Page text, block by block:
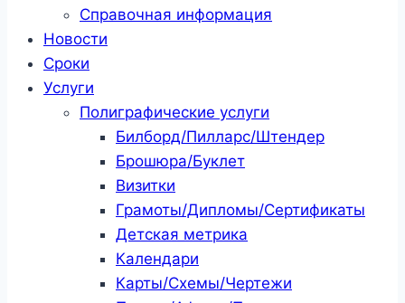
Справочная информация
Новости
Сроки
Услуги
Полиграфические услуги
Билборд/Пилларс/Штендер
Брошюра/Буклет
Визитки
Грамоты/Дипломы/Сертификаты
Детская метрика
Календари
Карты/Схемы/Чертежи